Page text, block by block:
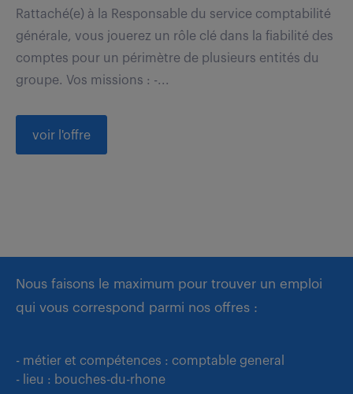
Rattaché(e) à la Responsable du service comptabilité
générale, vous jouerez un rôle clé dans la fiabilité des
comptes pour un périmètre de plusieurs entités du
groupe. Vos missions : -...
voir l'offre
Nous faisons le maximum pour trouver un emploi
qui vous correspond parmi nos offres :
- métier et compétences : comptable general
- lieu : bouches-du-rhone